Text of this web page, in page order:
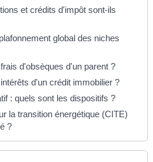
et crédits d'impôt sont-ils
global des niches
d'obsèques d'un parent ?
d'un crédit immobilier ?
: quels sont les dispositifs ?
la transition énergétique (CITE)
?